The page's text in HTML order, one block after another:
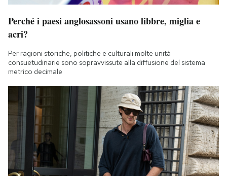
Hai bisogno di aiuto?
Esci
Perché i paesi anglosassoni usano libbre, miglia e
acri?
Per ragioni storiche, politiche e culturali molte unità
consuetudinarie sono sopravvissute alla diffusione del sistema
metrico decimale